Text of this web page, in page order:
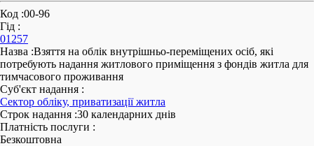
Код :00-96
Гід :
01257
Назва :Взяття на облік внутрішньо-переміщених осіб, які
потребують надання житлового приміщення з фондів житла для
тимчасового проживання
Суб'єкт надання :
Сектор обліку, приватизації житла
Строк надання :30 календарних днів
Платність послуги :
Безкоштовна